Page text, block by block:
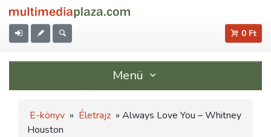
0 Ft
Menü
E-könyv » Életrajz » Always Love You – Whitney
Houston